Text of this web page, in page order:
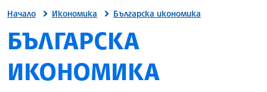
Начало Икономика Българска икономика
БЪЛГАРСКА
ИКОНОМИКА